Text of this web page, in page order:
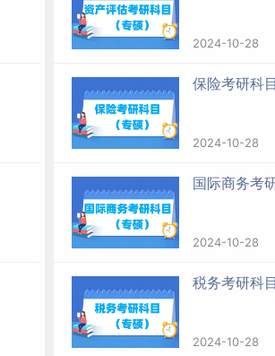
2024-10-28
保险考研科
2024-10-28
国际商务考
2024-10-28
税务考研科
2024-10-28